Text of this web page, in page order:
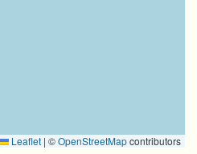
Leaflet | ©OpenStreetMapcontributors